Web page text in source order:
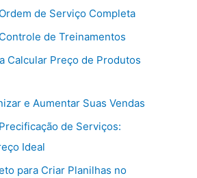
de Serviço Completa
de Treinamentos
Calcular Preço de Produtos
e Aumentar Suas Vendas
de Serviços:
Ideal
para Criar Planilhas no